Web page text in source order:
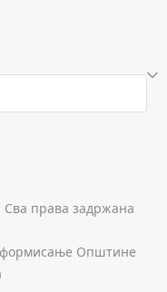
права задржана
Општине